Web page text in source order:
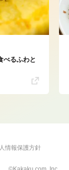
べるふわと
情報保護方針